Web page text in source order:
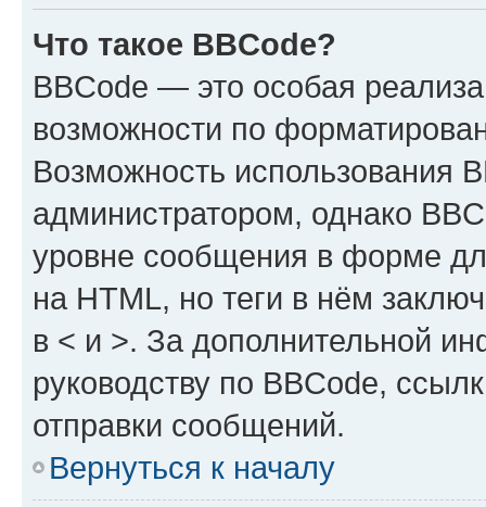
Что такое BBCode?
BBCode — это особая
возможности по
Возможность использования
администратором, однако
уровне сообщения в форме
на HTML, но теги в нём
в < и >. За дополнительной
руководству по BBCode,
отправки сообщений.
Вернуться к началу